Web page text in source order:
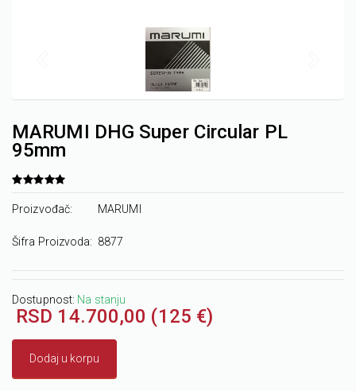
MARUMI DHG Super Circular PL
95mm
Proizvođač: MARUMI
Šifra Proizvoda: 8877
Dostupnost: Na stanju
RSD 14.700,00 (125 €)
Dodaj u korpu